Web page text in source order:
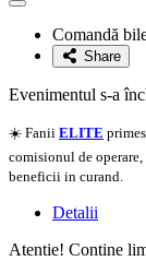
Adaugă
favoriteComandă
Share
Evenimentul s-a
☀️ Fanii ELITE
comisionul de operare,
beneficii in curand.
Detalii
Atentie! Contine